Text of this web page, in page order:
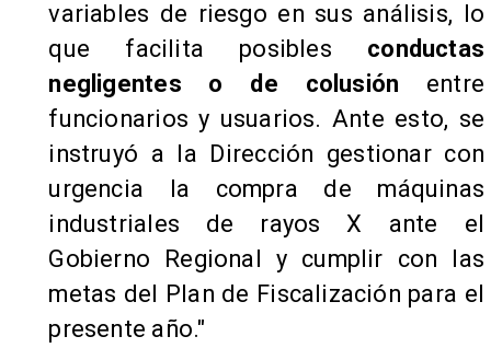
variables de riesgo en sus análisis, lo
que facilita posibles conductas
negligentes o de colusión entre
funcionarios y usuarios. Ante esto, se
instruyó a la Dirección gestionar con
urgencia la compra de máquinas
industriales de rayos X ante el
Gobierno Regional y cumplir con las
metas del Plan de Fiscalización para el
presente año."